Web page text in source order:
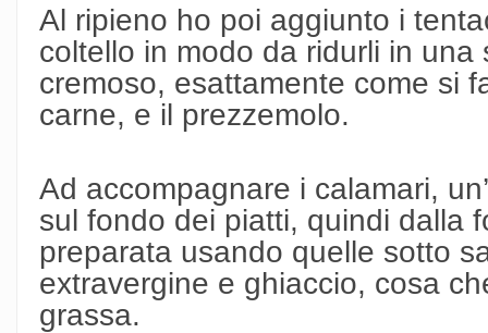
Al ripieno ho poi aggiunto i
coltello in modo da ridurli in
cremoso, esattamente come si
carne, e il prezzemolo.
Ad accompagnare i calamari,
sul fondo dei piatti, quindi dalla
preparata usando quelle sotto
extravergine e ghiaccio, cosa
grassa.